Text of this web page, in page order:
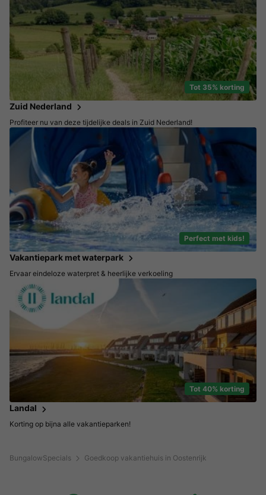
BungalowSpecials Goedkoop vakantiehuis in Oostenrijk
Tot 35% korting
Zuid Nederland
Profiteer nu van deze tijdelijke deals in Zuid Nederland!
Perfect met kids!
Vakantiepark met waterpark
Ervaar eindeloze waterpret & heerlijke verkoeling
Tot 40% korting
Landal
Korting op bijna alle vakantieparken!